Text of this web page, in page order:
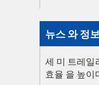
뉴스 와 정보
세 미 트레일
효율 을 높이